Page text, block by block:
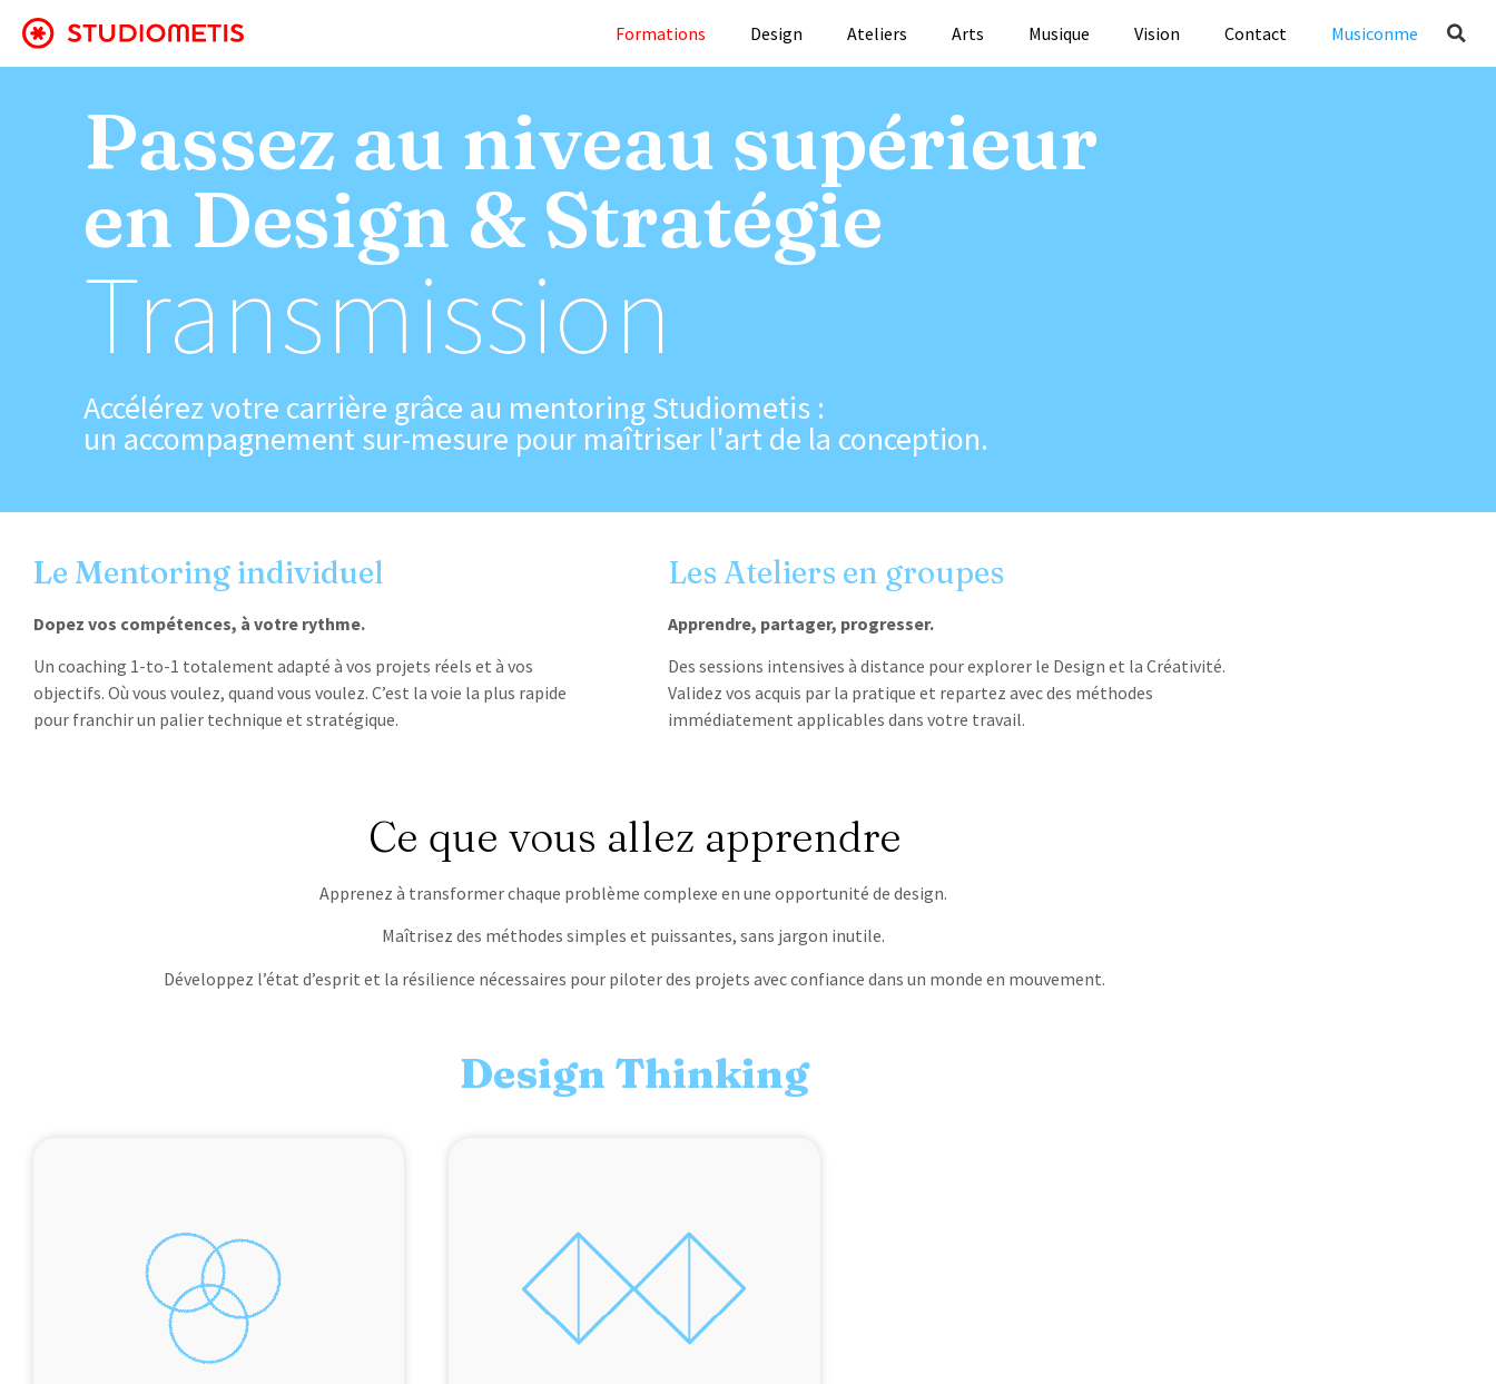
Formations Design Ateliers Arts Musique Vision Contact Musiconme
Passez au niveau supérieur
en Design & Stratégie
Transmission
Accélérez votre carrière grâce au mentoring Studiometis :
un accompagnement sur-mesure pour maîtriser l'art de la conception.
Le Mentoring individuel
Dopez vos compétences, à votre rythme.
Un coaching 1-to-1 totalement adapté à vos projets réels et à vos
objectifs. Où vous voulez, quand vous voulez. C’est la voie la plus rapide
pour franchir un palier technique et stratégique.
Les Ateliers en groupes
Apprendre, partager, progresser.
Des sessions intensives à distance pour explorer le Design et la Créativité.
Validez vos acquis par la pratique et repartez avec des méthodes
immédiatement applicables dans votre travail.
Ce que vous allez apprendre
Apprenez à transformer chaque problème complexe en une opportunité de design.
Maîtrisez des méthodes simples et puissantes, sans jargon inutile.
Développez l’état d’esprit et la résilience nécessaires pour piloter des projets avec confiance dans un monde en mouvement.
Design Thinking